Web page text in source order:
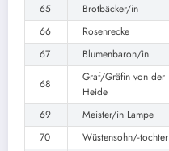
65 Brotbäcker/in
66
Rosenrecke
67
Blumenbaron/in
68
Graf/Gräfin von der
Heide
69 Meister/in Lampe
70
Wüstensohn/-tochter